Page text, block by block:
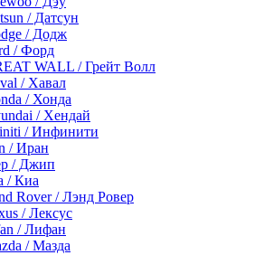
/ Датсун
/ Додж
/ Форд
WALL / Грейт Волл
/ Хавал
/ Хонда
/ Хендай
/ Инфинити
/ Иран
/ Джип
/ Киа
Rover / Лэнд Ровер
/ Лексус
/ Лифан
/ Мазда